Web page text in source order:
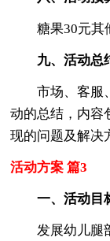
糖果30元其
九、活动总
市场、客服、
动的总结，内容
现的问题及解决
活动方案 篇3
一、活动目
发展幼儿腿部